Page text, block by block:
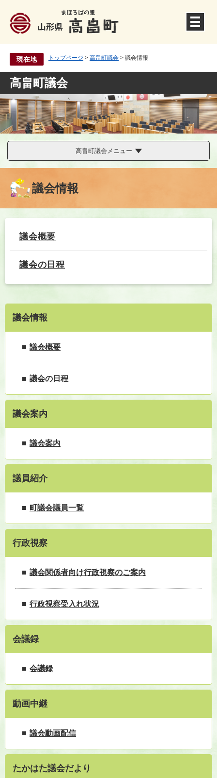
。
現在地 トップページ > 高畠町議会 > 議会情報
高畠町議会
高畠町議会メニュー
議会情報
議会概要
議会の日程
議会情報
議会概要
議会の日程
議会案内
議会案内
議員紹介
町議会議員一覧
行政視察
議会関係者向け行政視察のご案内
行政視察受入れ状況
会議録
会議録
動画中継
議会動画配信
たかはた議会だより